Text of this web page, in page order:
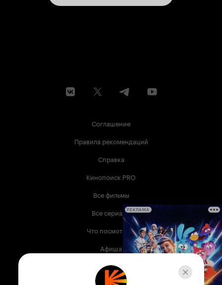
Соглашение
Правила рекомендаций
Справка
Кинопоиск PRO
Все фильмы
Все сериалы
Что посмотреть
Афиша
Музыка
РЕКЛАМА